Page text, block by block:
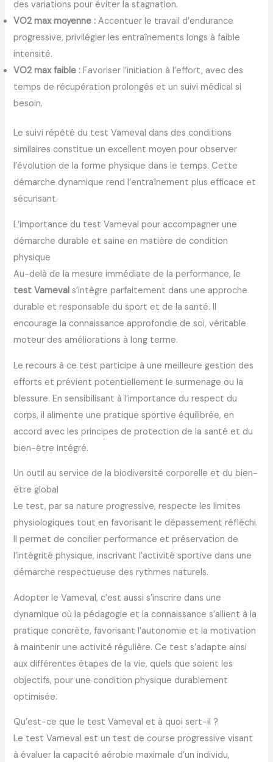
des variations pour éviter la stagnation.
VO2 max moyenne : Accentuer le travail d’endurance
progressive, privilégier les entraînements longs à faible
intensité.
VO2 max faible : Favoriser l’initiation à l’effort, avec des
temps de récupération prolongés et un suivi médical si
besoin.
Le suivi répété du test Vameval dans des conditions
similaires constitue un excellent moyen pour observer
l’évolution de la forme physique dans le temps. Cette
démarche dynamique rend l’entraînement plus efficace et
sécurisant.
L’importance du test Vameval pour accompagner une
démarche durable et saine en matière de condition
physique
Au-delà de la mesure immédiate de la performance, le
test Vameval s’intègre parfaitement dans une approche
durable et responsable du sport et de la santé. Il
encourage la connaissance approfondie de soi, véritable
moteur des améliorations à long terme.
Le recours à ce test participe à une meilleure gestion des
efforts et prévient potentiellement le surmenage ou la
blessure. En sensibilisant à l’importance du respect du
corps, il alimente une pratique sportive équilibrée, en
accord avec les principes de protection de la santé et du
bien-être intégré.
Un outil au service de la biodiversité corporelle et du bien-
être global
Le test, par sa nature progressive, respecte les limites
physiologiques tout en favorisant le dépassement réfléchi.
Il permet de concilier performance et préservation de
l’intégrité physique, inscrivant l’activité sportive dans une
démarche respectueuse des rythmes naturels.
Adopter le Vameval, c’est aussi s’inscrire dans une
dynamique où la pédagogie et la connaissance s’allient à la
pratique concrète, favorisant l’autonomie et la motivation
à maintenir une activité régulière. Ce test s’adapte ainsi
aux différentes étapes de la vie, quels que soient les
objectifs, pour une condition physique durablement
optimisée.
Qu’est-ce que le test Vameval et à quoi sert-il ?
Le test Vameval est un test de course progressive visant
à évaluer la capacité aérobie maximale d’un individu,